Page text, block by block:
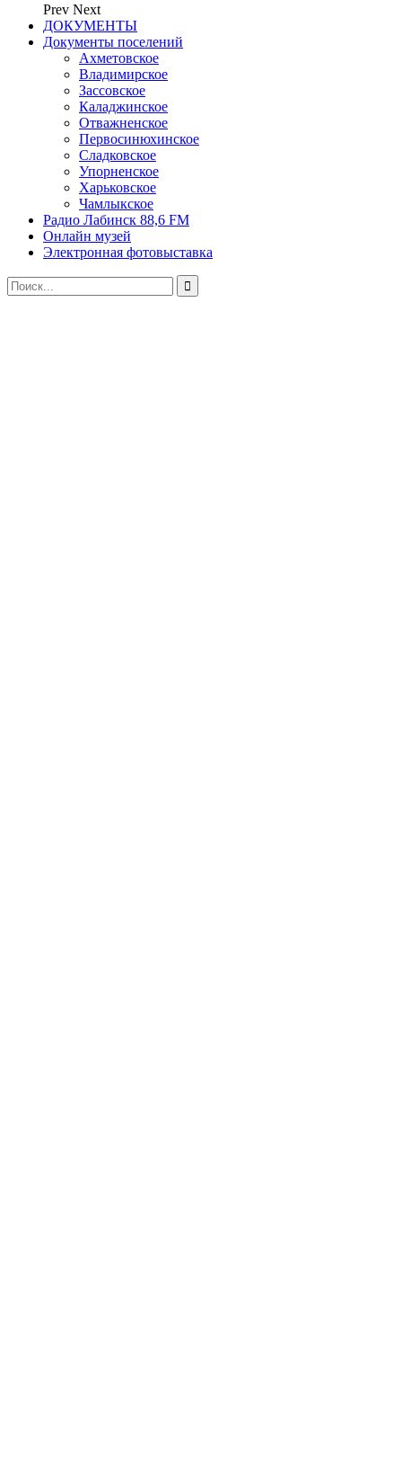
Prev Next
ДОКУМЕНТЫ
Документы поселений
Ахметовское
Владимирское
Зассовское
Каладжинское
Отважненское
Первосинюхинское
Сладковское
Упорненское
Харьковское
Чамлыкское
Радио Лабинск 88,6 FM
Онлайн музей
Электронная фотовыставка